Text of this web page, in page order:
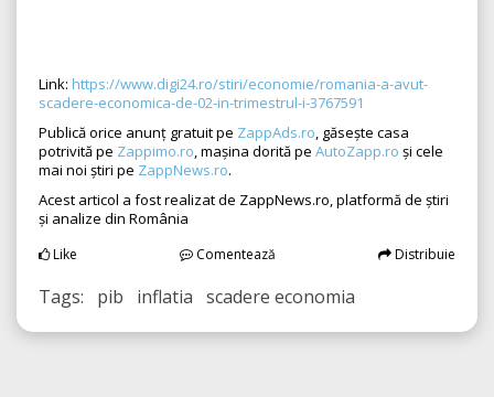
Link: https://www.digi24.ro/stiri/economie/romania-a-avut-
scadere-economica-de-02-in-trimestrul-i-3767591
Publică orice anunț gratuit pe ZappAds.ro, găsește casa
potrivită pe Zappimo.ro, mașina dorită pe AutoZapp.ro și cele
mai noi știri pe ZappNews.ro.
Acest articol a fost realizat de ZappNews.ro, platformă de știri
și analize din România
Like Comentează Distribuie
Tags: pib inflatia scadere economia